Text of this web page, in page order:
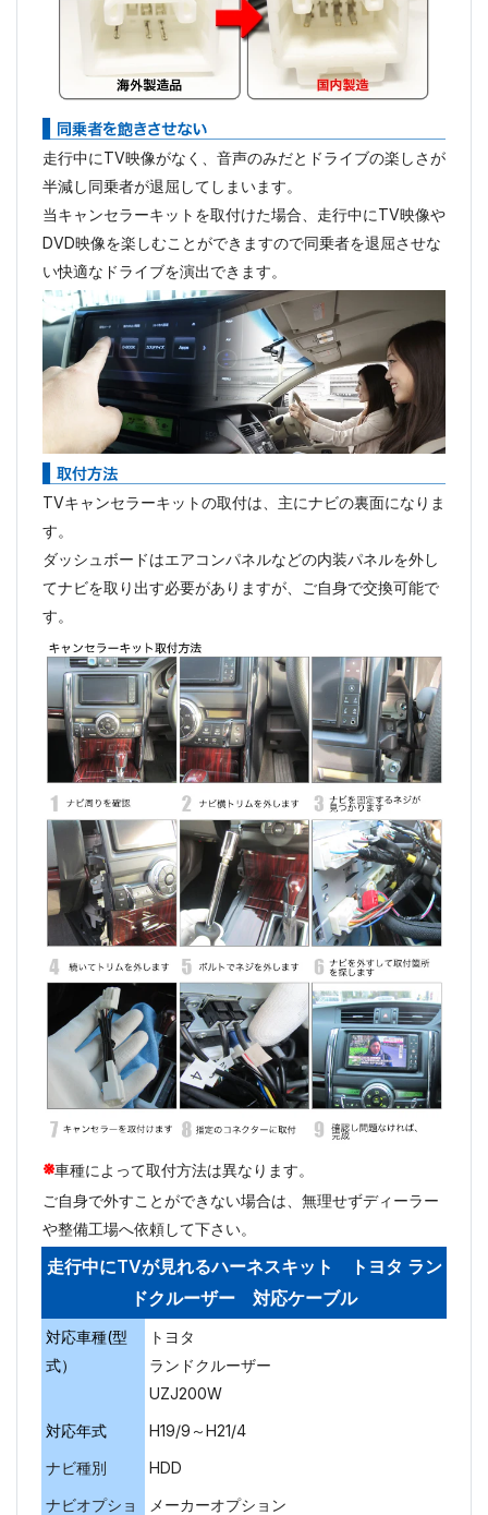
走行中にTV映像がなく、音声のみだとドライブの楽しさが
半減し同乗者が退屈してしまいます。
当キャンセラーキットを取付けた場合、走行中にTV映像や
DVD映像を楽しむことができますので同乗者を退屈させな
い快適なドライブを演出できます。
TVキャンセラーキットの取付は、主にナビの裏面になりま
す。
ダッシュボードはエアコンパネルなどの内装パネルを外し
てナビを取り出す必要がありますが、ご自身で交換可能で
す。
※車種によって取付方法は異なります。
ご自身で外すことができない場合は、無理せずディーラー
や整備工場へ依頼して下さい。
走行中にTVが見れるハーネスキット トヨタ ラン
ドクルーザー 対応ケーブル
対応車種(型
式）
トヨタ
ランドクルーザー
UZJ200W
対応年式
H19/9～H21/4
ナビ種別
HDD
ナビオプショ
メーカーオプション